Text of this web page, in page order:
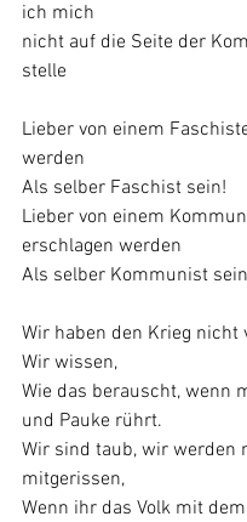
ich mich
nicht auf die Seite der
stelle
Lieber von einem
werden
Als selber Faschist sein!
Lieber von einem
erschlagen werden
Als selber Kommunist
Wir haben den Krieg nicht
Wir wissen,
Wie das berauscht, wenn
und Pauke rührt.
Wir sind taub, wir werden
mitgerissen,
Wenn ihr das Volk mit